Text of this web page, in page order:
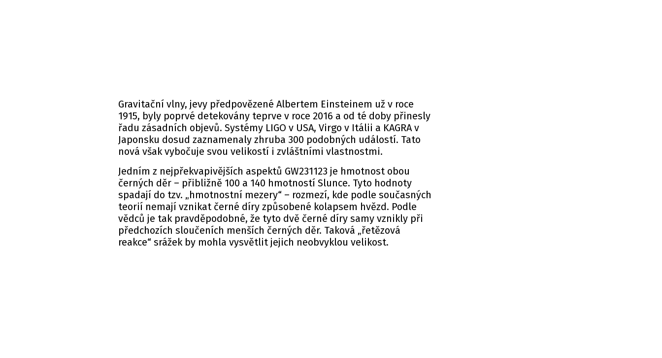
Gravitační vlny, jevy předpovězené Albertem Einsteinem už v roce
1915, byly poprvé detekovány teprve v roce 2016 a od té doby přinesly
řadu zásadních objevů. Systémy LIGO v USA, Virgo v Itálii a KAGRA v
Japonsku dosud zaznamenaly zhruba 300 podobných událostí. Tato
nová však vybočuje svou velikostí i zvláštními vlastnostmi.
Jedním z nejpřekvapivějších aspektů GW231123 je hmotnost obou
černých děr – přibližně 100 a 140 hmotností Slunce. Tyto hodnoty
spadají do tzv. „hmotnostní mezery“ – rozmezí, kde podle současných
teorií nemají vznikat černé díry způsobené kolapsem hvězd. Podle
vědců je tak pravděpodobné, že tyto dvě černé díry samy vznikly při
předchozích sloučeních menších černých děr. Taková „řetězová
reakce“ srážek by mohla vysvětlit jejich neobvyklou velikost.